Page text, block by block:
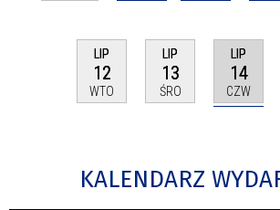
LIP
12
WTO
LIP
13
ŚRO
LIP
14
CZW
KALENDARZ